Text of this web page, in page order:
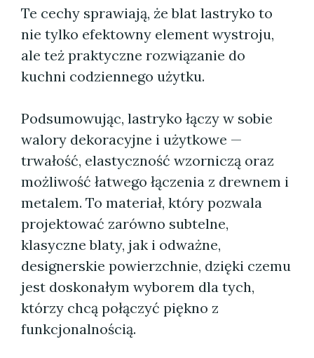
Te cechy sprawiają, że blat lastryko to
nie tylko efektowny element wystroju,
ale też praktyczne rozwiązanie do
kuchni codziennego użytku.
Podsumowując, lastryko łączy w sobie
walory dekoracyjne i użytkowe —
trwałość, elastyczność wzorniczą oraz
możliwość łatwego łączenia z drewnem i
metalem. To materiał, który pozwala
projektować zarówno subtelne,
klasyczne blaty, jak i odważne,
designerskie powierzchnie, dzięki czemu
jest doskonałym wyborem dla tych,
którzy chcą połączyć piękno z
funkcjonalnością.